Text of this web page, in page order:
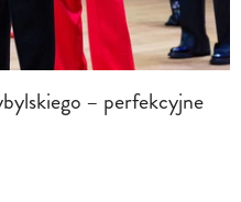
– perfekcyjne